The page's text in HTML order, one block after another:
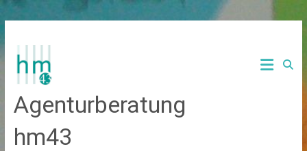
Inhalt
springen
Agenturberatung
hm43